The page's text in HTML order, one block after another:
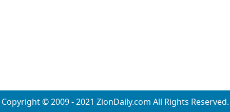
Copyright © 2009 - 2021 ZionDaily.com All Rights Reserved.